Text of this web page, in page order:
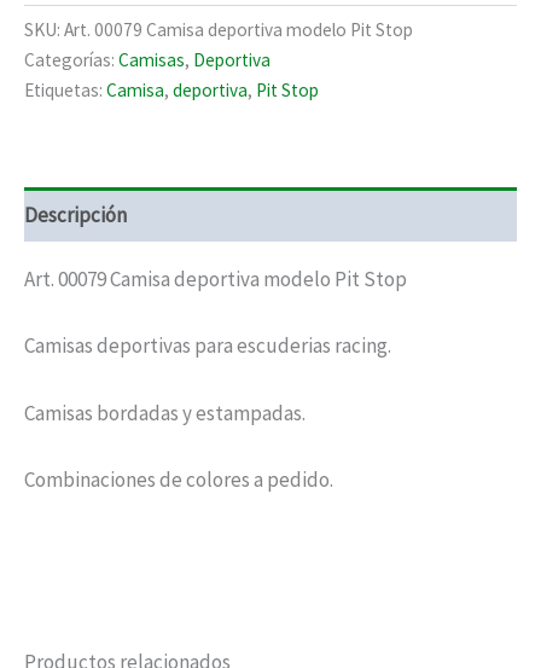
deportiva
modelo
Pit
Stop
SKU: Art. 00079 Camisa deportiva modelo Pit Stop
Categorías: Camisas, Deportiva
Etiquetas: Camisa, deportiva, Pit Stop
Descripción
Art. 00079 Camisa deportiva modelo Pit Stop
Camisas deportivas para escuderias racing.
Camisas bordadas y estampadas.
Combinaciones de colores a pedido.
Productos relacionados